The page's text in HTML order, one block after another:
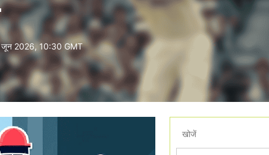
जून 2026, 10:30 GMT
खोजें